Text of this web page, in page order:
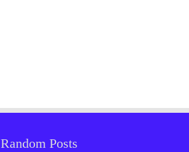
Random Posts